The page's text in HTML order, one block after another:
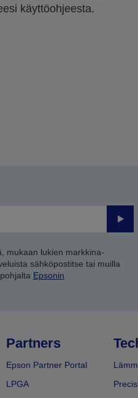
käyttöohjeesta.
mukaan lukien markkina-
sähköpostitse tai muilla
Epsonin
Partners
Epson Partner Portal
LPGA